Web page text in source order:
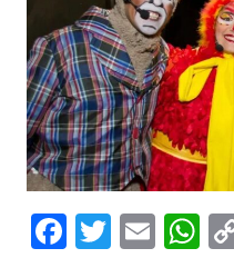
F T E W